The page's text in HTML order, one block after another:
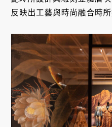
反映出工藝與時尚融合時